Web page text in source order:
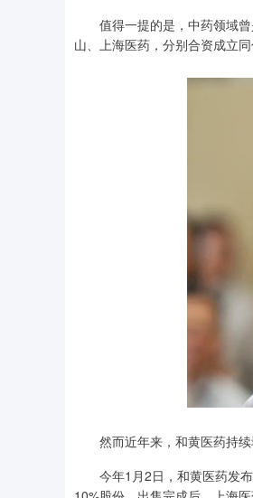
值得一提的是，中药领域曾
山、上海医药，分别合资成立
然而近年来，和黄医药持续
今年1月2日，和黄医药发布